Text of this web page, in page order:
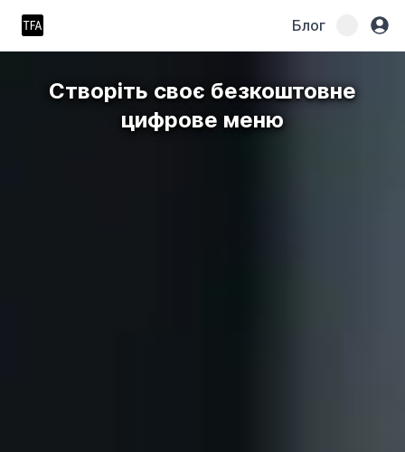
Блог
Створіть своє безкоштовне
цифрове меню